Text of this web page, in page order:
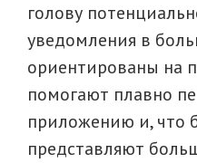
голову
уведомления в
ориентированы на
помогают плавно
приложению и, что
представляют